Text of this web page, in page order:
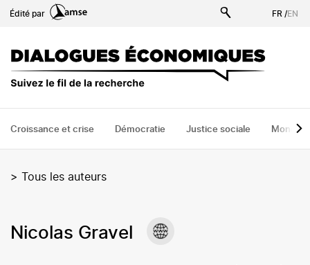
au
FR /EN
Édité par
Croissance et crise Démocratie Justice sociale Monde
> Tous les auteurs
Nicolas Gravel